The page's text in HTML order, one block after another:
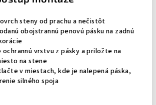
steny od prachu a nečistôt
obojstrannú penovú pásku na zadnú
vrstvu z pásky a priložte na
na stene
v miestach, kde je nalepená páska,
silného spoja